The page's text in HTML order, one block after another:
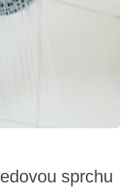
sprchu